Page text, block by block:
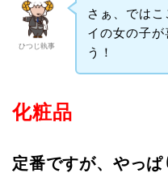
ひつじ執事
さぁ、では
イの女の子が
う！
化粧品
定番ですが、やっ